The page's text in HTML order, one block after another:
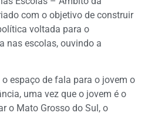
com o objetivo de construir
voltada para o
nas escolas, ouvindo a
o espaço de fala para o jovem o
uma vez que o jovem é o
o Mato Grosso do Sul, o